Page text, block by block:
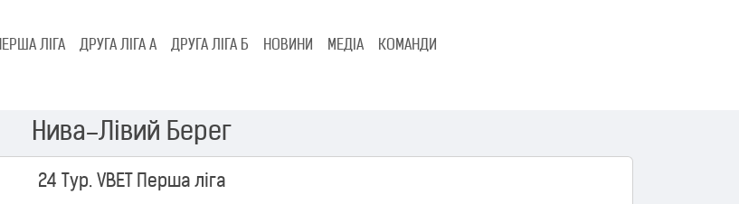
ПЕРША ЛІГА ДРУГА ЛІГА А ДРУГА ЛІГА Б НОВИНИ МЕДІА КОМАНДИ
Нива–Лівий Берег
24 Тур. VBET Перша ліга